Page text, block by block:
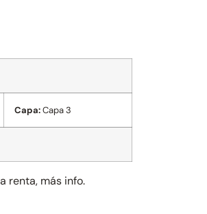
Capa:Capa 3
renta, más info.